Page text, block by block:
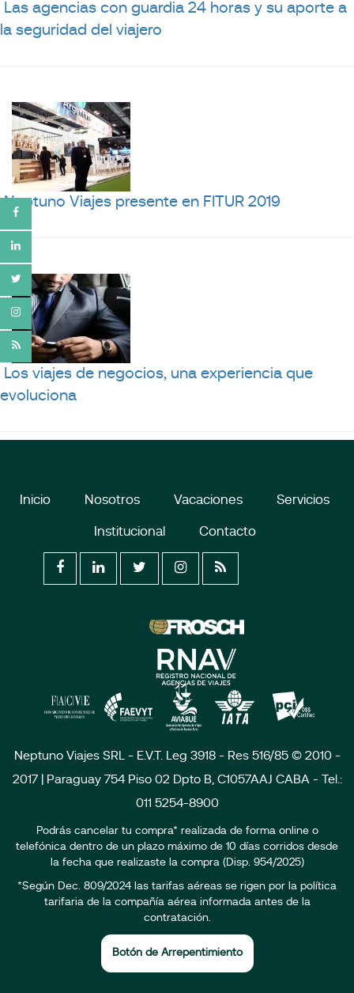
Las agencias con guardia 24 horas y su aporte a
la seguridad del viajero
Neptuno Viajes presente en FITUR 2019
Los viajes de negocios, una experiencia que
evoluciona
Inicio Nosotros Vacaciones Servicios
Institucional Contacto
Neptuno Viajes SRL - E.V.T. Leg 3918 - Res 516/85 © 2010 -
2017 | Paraguay 754 Piso 02 Dpto B, C1057AAJ CABA - Tel.:
011 5254-8900
Podrás cancelar tu compra* realizada de forma online o
telefónica dentro de un plazo máximo de 10 días corridos desde
la fecha que realizaste la compra (Disp. 954/2025)
*Según Dec. 809/2024 las tarifas aéreas se rigen por la política
tarifaria de la compañía aérea informada antes de la
contratación.
Botón de Arrepentimiento